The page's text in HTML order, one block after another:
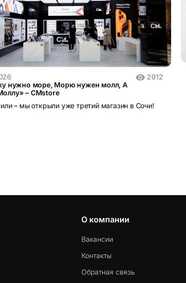
2912
нужно море, Морю нужен молл, А
– CMstore
– мы открыли уже третий магазин в Сочи!
О компании
Вакансии
Контакты
Обратная связь